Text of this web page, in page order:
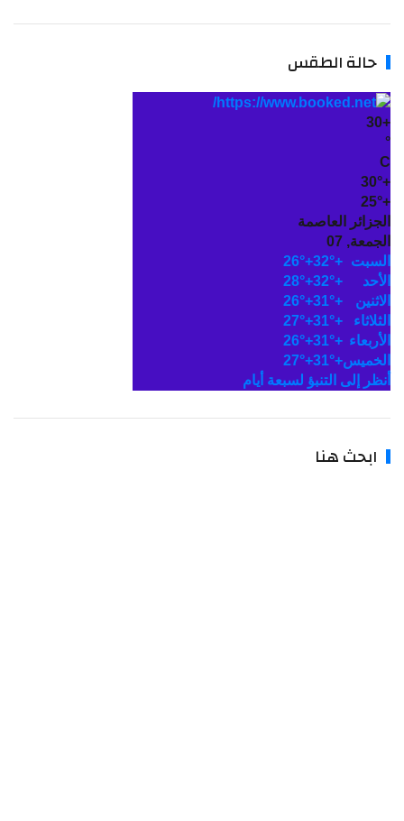
الطقس
العاصمة
07
+
32°
+
26°
+
32°
+
28°
+
31°
+
26°
+
31°
+
27°
+
31°
+
26°
+
31°
+
27°
إلى التنبؤ لسبعة أيام
هنا